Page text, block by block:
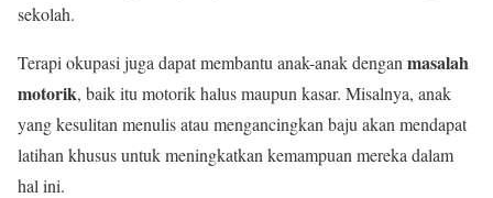
sekolah.
Terapi okupasi juga dapat membantu anak-anak dengan masalah
motorik, baik itu motorik halus maupun kasar. Misalnya, anak
yang kesulitan menulis atau mengancingkan baju akan mendapat
latihan khusus untuk meningkatkan kemampuan mereka dalam
hal ini.